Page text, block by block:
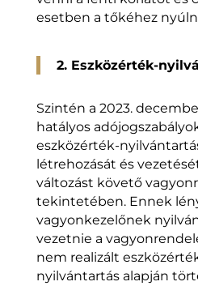
esetben a tőkéhez
2. Eszközérték-
Szintén a 2023.
hatályos
eszközérték-
létrehozását és
változást követő
tekintetében. Ennek
vagyonkezelőnek
vezetnie a
nem realizált
nyilvántartás alapján